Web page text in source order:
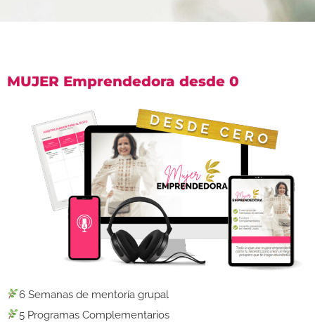
MUJER Emprendedora desde 0
6 Semanas de mentoría grupal
5 Programas Complementarios